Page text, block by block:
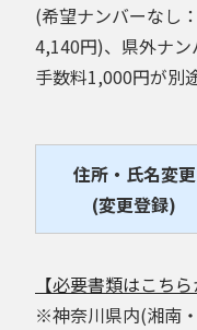
(希望ナンバーなし
4,140円)、県外ナ
手数料1,000円が別
住所・氏名変更
(変更登録)
【必要書類はこちら
※神奈川県内(湘南